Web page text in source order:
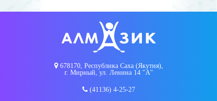
678170, Республика Саха (Якутия),
г. Мирный, ул. Ленина 14 "А"
(41136) 4-25-27